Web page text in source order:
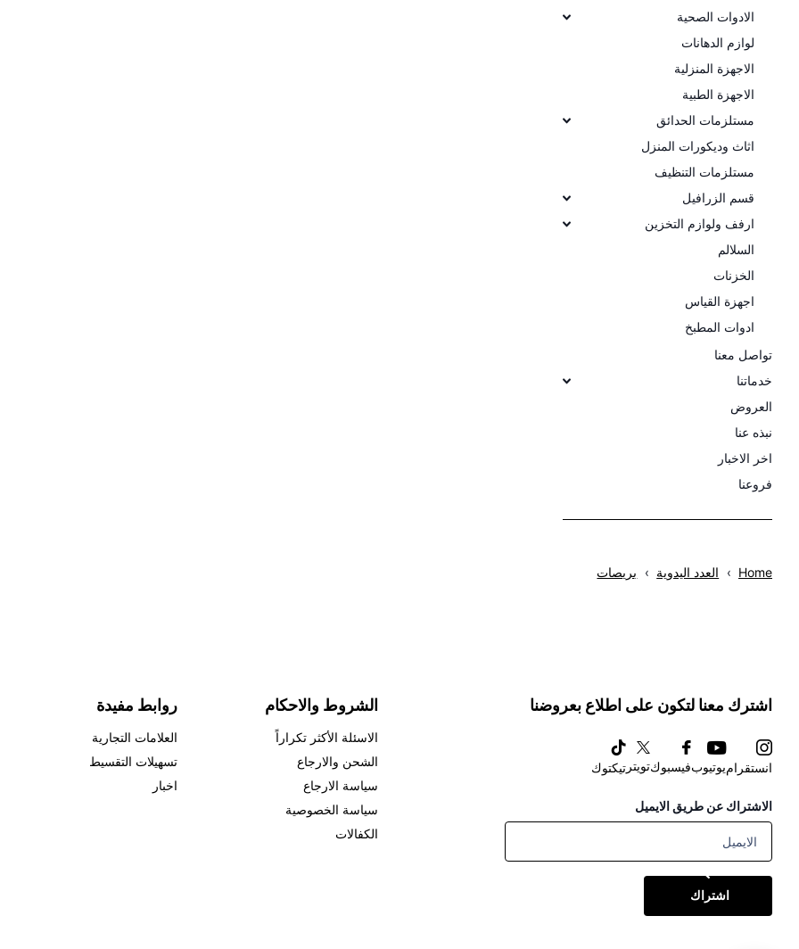
الادوات الصحية
لوازم الدهانات
الاجهزة المنزلية
الاجهزة الطبية
مستلزمات الحدائق
اثاث وديكورات المنزل
مستلزمات التنظيف
قسم الزرافيل
ارفف ولوازم التخزين
السلالم
الخزنات
اجهزة القياس
ادوات المطبخ
تواصل معنا
خدماتنا
العروض
نبذه عنا
اخر الاخبار
فروعنا
Home
› العدد اليدوية › بريصات
اشترك معنا لتكون على اطلاع بعروضنا
انستقراميوتيوبفيسبوكتويتر تيكتوك
الاشتراك عن طريق الايميل
اشتراك
الشروط والاحكام
الاسئلة الأكثر تكراراً
الشحن والارجاع
سياسة الارجاع
سياسة الخصوصية
الكفالات
روابط مفيدة
العلامات التجارية
تسهيلات التقسيط
اخبار